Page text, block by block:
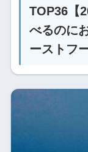
TOP36【
べるのに
ーストフ